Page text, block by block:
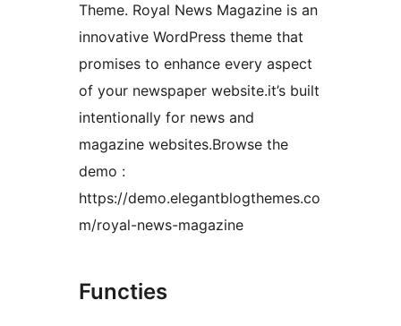
Theme. Royal News Magazine is an
innovative WordPress theme that
promises to enhance every aspect
of your newspaper website.it’s built
intentionally for news and
magazine websites.Browse the
demo :
https://demo.elegantblogthemes.co
m/royal-news-magazine
Functies